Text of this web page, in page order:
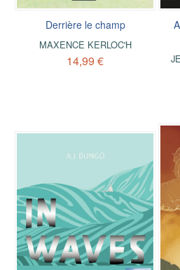
Derrière le champ
MAXENCE KERLOC'H
14,99 €